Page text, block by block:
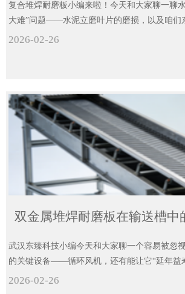
复合堆焊耐磨板小编来啦！今天和大家聊一聊
大难”问题——水泥立磨叶片的磨损，以及咱们
案”——碳化铬双金属堆焊耐磨板。
2026-02-26
武汉东臻科技小编今天和大家聊一个容易被忽
的关键设备——循环风机，还有能让它“延年益
好物——8+4碳化钨双金属堆焊耐磨板。不管是
2026-02-26